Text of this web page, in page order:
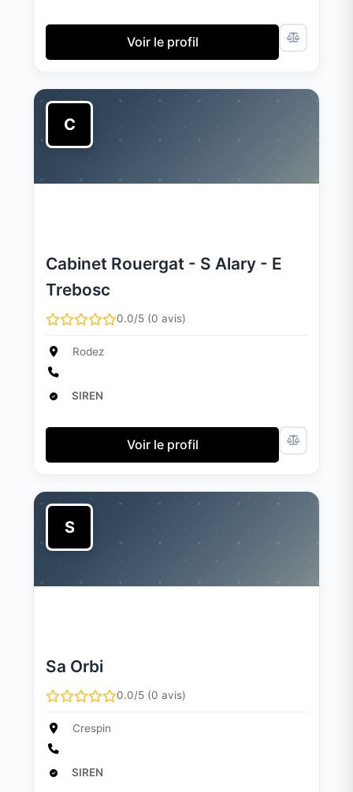
Voir le profil
C
Cabinet Rouergat - S Alary - E
Trebosc
0.0/5 (0 avis)
Rodez
SIREN
Voir le profil
S
Sa Orbi
0.0/5 (0 avis)
Crespin
SIREN